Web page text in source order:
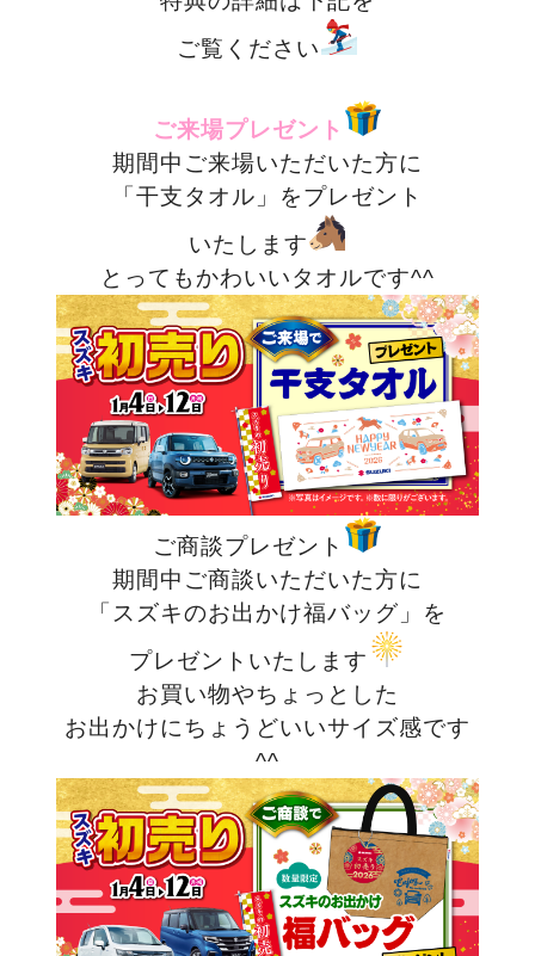
ご覧ください
ご来場プレゼント
期間中ご来場いただいた方に
「干支タオル」をプレゼント
いたします
とってもかわいいタオルです^^
ご商談プレゼント
期間中ご商談いただいた方に
「スズキのお出かけ福バッグ」を
プレゼントいたします
お買い物やちょっとした
お出かけにちょうどいいサイズ感です
^^